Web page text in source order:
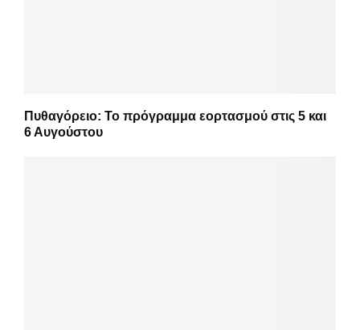
Πυθαγόρειο: Το πρόγραμμα εορτασμού στις 5 και
6 Αυγούστου